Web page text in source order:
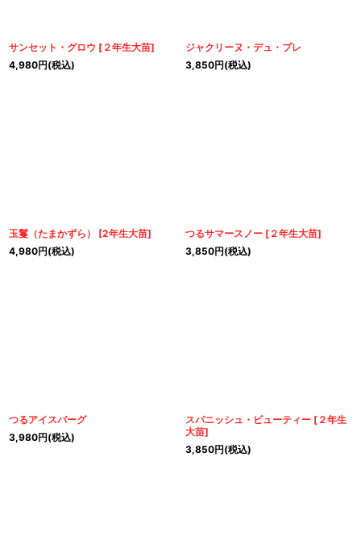
サンセット・グロウ [ ２年生大苗]
4,980円(税込)
ジャクリーヌ・デュ・プレ
3,850円(税込)
玉鬘（たまかずら） [2年生大苗]
4,980円(税込)
つるサマースノー [ ２年生大苗]
3,850円(税込)
つるアイスバーグ
3,980円(税込)
スパニッシュ・ビューティー [ ２年生
大苗]
3,850円(税込)